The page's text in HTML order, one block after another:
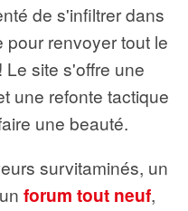
de s'infiltrer dans
pour renvoyer tout le
site s'offre une
une refonte tactique
une beauté.
survitaminés, un
forum tout neuf,